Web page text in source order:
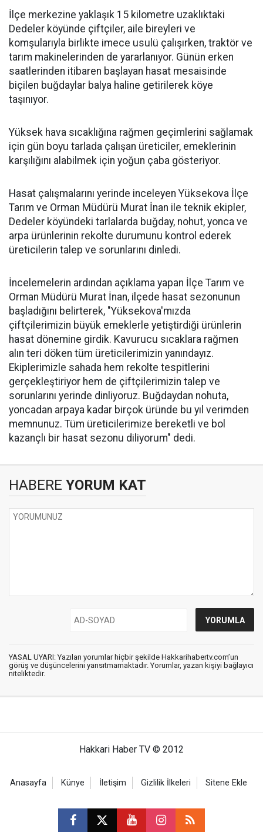
İlçe merkezine yaklaşık 15 kilometre uzaklıktaki
Dedeler köyünde çiftçiler, aile bireyleri ve
komşularıyla birlikte imece usulü çalışırken, traktör ve
tarım makinelerinden de yararlanıyor. Günün erken
saatlerinden itibaren başlayan hasat mesaisinde
biçilen buğdaylar balya haline getirilerek köye
taşınıyor.
Yüksek hava sıcaklığına rağmen geçimlerini sağlamak
için gün boyu tarlada çalışan üreticiler, emeklerinin
karşılığını alabilmek için yoğun çaba gösteriyor.
Hasat çalışmalarını yerinde inceleyen Yüksekova İlçe
Tarım ve Orman Müdürü Murat İnan ile teknik ekipler,
Dedeler köyündeki tarlalarda buğday, nohut, yonca ve
arpa ürünlerinin rekolte durumunu kontrol ederek
üreticilerin talep ve sorunlarını dinledi.
İncelemelerin ardından açıklama yapan İlçe Tarım ve
Orman Müdürü Murat İnan, ilçede hasat sezonunun
başladığını belirterek, "Yüksekova'mızda
çiftçilerimizin büyük emeklerle yetiştirdiği ürünlerin
hasat dönemine girdik. Kavurucu sıcaklara rağmen
alın teri döken tüm üreticilerimizin yanındayız.
Ekiplerimizle sahada hem rekolte tespitlerini
gerçekleştiriyor hem de çiftçilerimizin talep ve
sorunlarını yerinde dinliyoruz. Buğdaydan nohuta,
yoncadan arpaya kadar birçok üründe bu yıl verimden
memnunuz. Tüm üreticilerimize bereketli ve bol
kazançlı bir hasat sezonu diliyorum" dedi.
HABERE YORUM KAT
YASAL UYARI: Yazılan yorumlar hiçbir şekilde Hakkarihabertv.com’un
görüş ve düşüncelerini yansıtmamaktadır. Yorumlar, yazan kişiyi bağlayıcı
niteliktedir.
Hakkari Haber TV © 2012
Anasayfa Künye İletişim Gizlilik İlkeleri Sitene Ekle